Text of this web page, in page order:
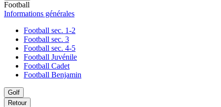
Football
Informations générales
Football sec. 1-2
Football sec. 3
Football sec. 4-5
Football Juvénile
Football Cadet
Football Benjamin
Golf
Retour